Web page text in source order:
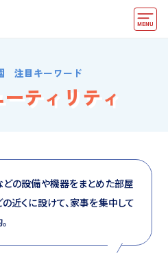
注目キーワード
ティリティ
どの設備や機器をまとめた部屋
近くに設けて、家事を集中して